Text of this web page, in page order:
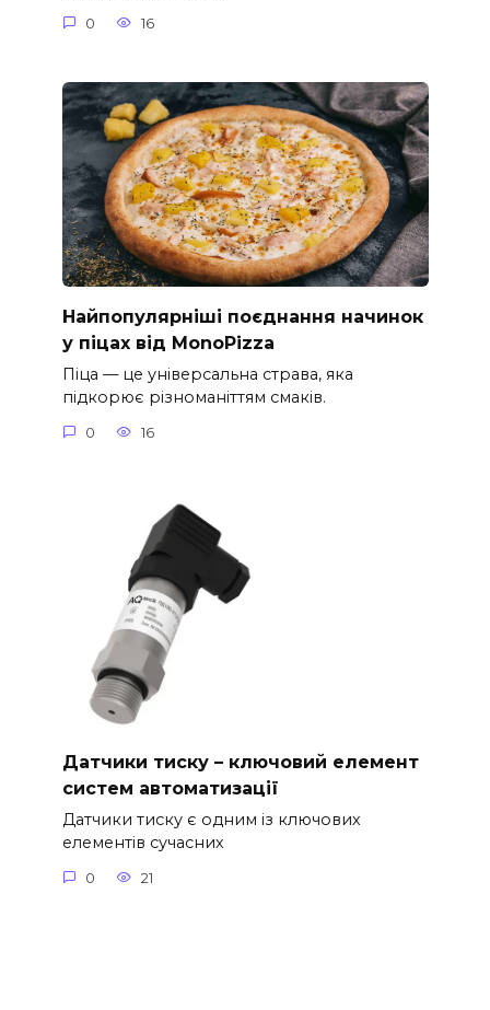
0 16
Найпопулярніші поєднання начинок
у піцах від MonoPizza
Піца — це універсальна страва, яка
підкорює різноманіттям смаків.
0 16
Датчики тиску – ключовий елемент
систем автоматизації
Датчики тиску є одним із ключових
елементів сучасних
0 21